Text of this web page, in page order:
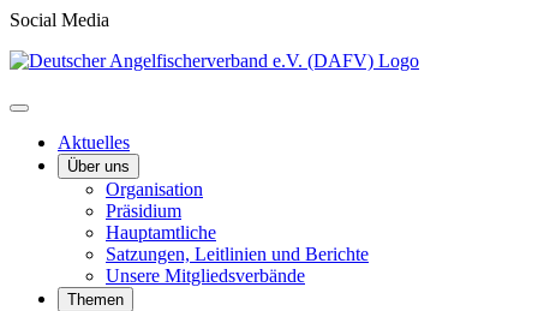
Social Media
Aktuelles
Über uns
Organisation
Präsidium
Hauptamtliche
Satzungen, Leitlinien und Berichte
Unsere Mitgliedsverbände
Themen